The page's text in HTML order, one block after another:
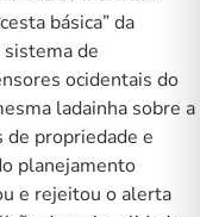
básica” da
sistema de
ladainha sobre a
propriedade e
planejamento